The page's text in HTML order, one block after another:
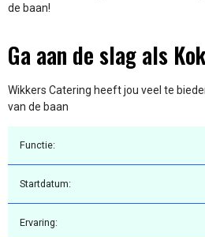
de baan!
Ga aan de slag als Kok
Wikkers Catering heeft jou veel te
van de baan
Functie:
Startdatum:
Ervaring: